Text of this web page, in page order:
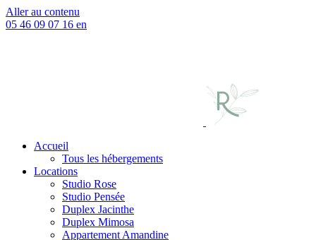
Aller au contenu
05 46 09 07 16 en
Accueil
Tous les hébergements
Locations
Studio Rose
Studio Pensée
Duplex Jacinthe
Duplex Mimosa
Appartement Amandine